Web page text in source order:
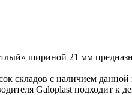
шириной 21 мм
складов с наличием
Galoplast подходит к